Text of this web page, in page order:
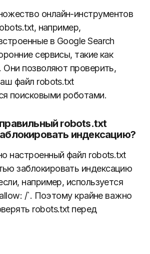
онлайн-инструментов
например,
в Google Search
сервисы, такие как
Они позволяют проверить,
файл robots.txt
поисковыми роботами.
robots.txt
индексацию?
настроенный файл robots.txt
заблокировать индексацию
например, используется
/`. Поэтому крайне важно
robots.txt перед